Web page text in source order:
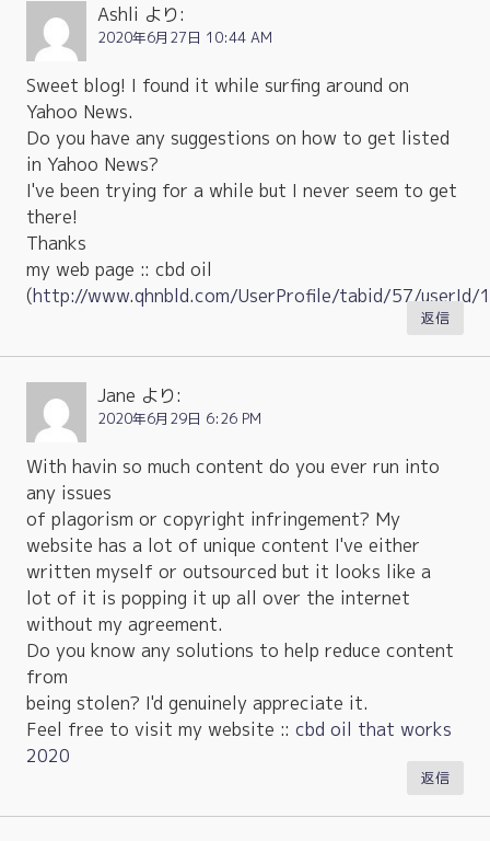
Ashli より:
2020年6月27日 10:44 AM
Sweet blog! I found it while surfing around on
Yahoo News.
Do you have any suggestions on how to get listed
in Yahoo News?
I've been trying for a while but I never seem to get
there!
Thanks
my web page :: cbd oil
(http://www.qhnbld.com/UserProfile/tabid/57/userId/
返信
Jane より:
2020年6月29日 6:26 PM
With havin so much content do you ever run into
any issues
of plagorism or copyright infringement? My
website has a lot of unique content I've either
written myself or outsourced but it looks like a
lot of it is popping it up all over the internet
without my agreement.
Do you know any solutions to help reduce content
from
being stolen? I'd genuinely appreciate it.
Feel free to visit my website :: cbd oil that works
2020
返信